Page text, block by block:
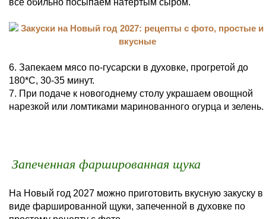
все обильно посыпаем натертым сыром.
6. Запекаем мясо по-гусарски в духовке, прогретой до
180*С, 30-35 минут.
7. При подаче к новогоднему столу украшаем овощной
нарезкой или ломтиками маринованного огурца и зелень.
Запеченная фаршированная щука
На Новый год 2027 можно приготовить вкусную закуску в
виде фаршированной щуки, запеченной в духовке по